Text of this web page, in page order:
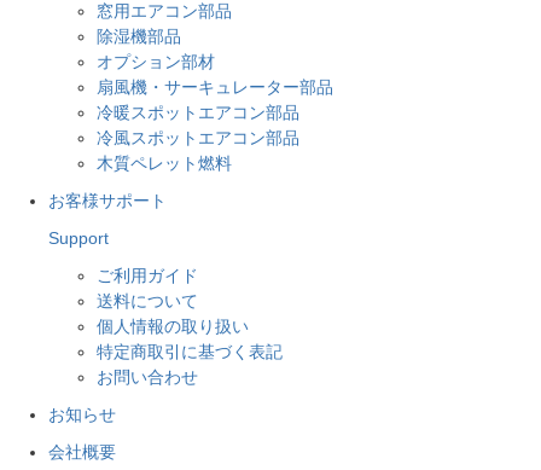
窓用エアコン部品
除湿機部品
オプション部材
扇風機・サーキュレーター部品
冷暖スポットエアコン部品
冷風スポットエアコン部品
木質ペレット燃料
お客様サポート
Support
ご利用ガイド
送料について
個人情報の取り扱い
特定商取引に基づく表記
お問い合わせ
お知らせ
会社概要